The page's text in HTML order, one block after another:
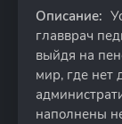
Описание:
главврач
выйдя на
мир, где нет
наполнены